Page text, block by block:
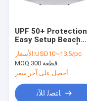
UPF 50+ Protection
Easy Setup Beach
الأسعار:USD10~13.5/pc
MOQ:
300 قطعة
أحصل على آخر سعر
ﺎﺘﺼﻟ ﺍﻶﻧ